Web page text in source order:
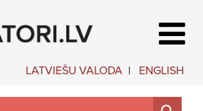
LATVIEŠU VALODA ENGLISH